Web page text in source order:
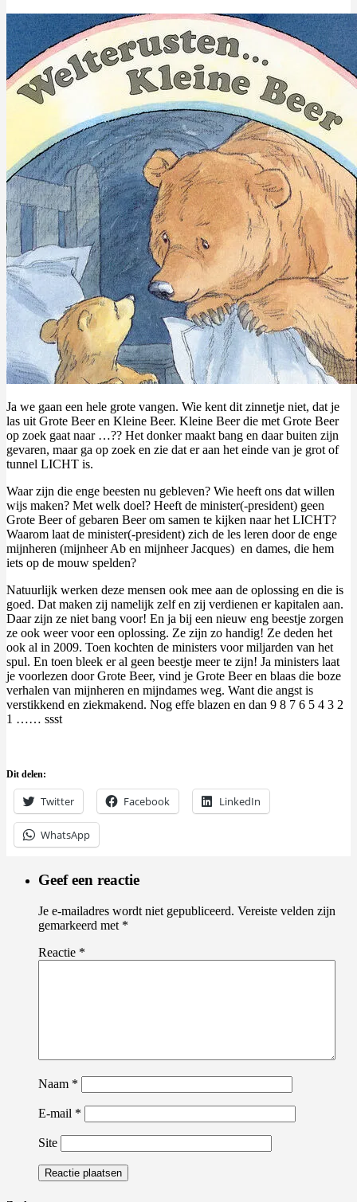
Ja we gaan een hele grote vangen. Wie kent dit zinnetje niet, dat je
las uit Grote Beer en Kleine Beer. Kleine Beer die met Grote Beer
op zoek gaat naar …?? Het donker maakt bang en daar buiten zijn
gevaren, maar ga op zoek en zie dat er aan het einde van je grot of
tunnel LICHT is.
Waar zijn die enge beesten nu gebleven? Wie heeft ons dat willen
wijs maken? Met welk doel? Heeft de minister(-president) geen
Grote Beer of gebaren Beer om samen te kijken naar het LICHT?
Waarom laat de minister(-president) zich de les leren door de enge
mijnheren (mijnheer Ab en mijnheer Jacques) en dames, die hem
iets op de mouw spelden?
Natuurlijk werken deze mensen ook mee aan de oplossing en die is
goed. Dat maken zij namelijk zelf en zij verdienen er kapitalen aan.
Daar zijn ze niet bang voor! En ja bij een nieuw eng beestje zorgen
ze ook weer voor een oplossing. Ze zijn zo handig! Ze deden het
ook al in 2009. Toen kochten de ministers voor miljarden van het
spul. En toen bleek er al geen beestje meer te zijn! Ja ministers laat
je voorlezen door Grote Beer, vind je Grote Beer en blaas die boze
verhalen van mijnheren en mijndames weg. Want die angst is
verstikkend en ziekmakend. Nog effe blazen en dan 9 8 7 6 5 4 3 2
1 …… ssst
Dit delen:
Twitter Facebook LinkedIn
WhatsApp
Geef een reactie
Je e-mailadres wordt niet gepubliceerd. Vereiste velden zijn
gemarkeerd met *
Reactie *
Naam *
E-mail *
Site